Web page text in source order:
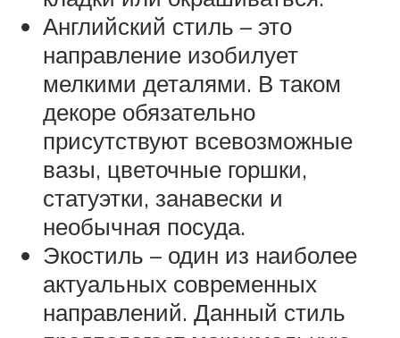
Английский стиль – это
направление изобилует
мелкими деталями. В таком
декоре обязательно
присутствуют всевозможные
вазы, цветочные горшки,
статуэтки, занавески и
необычная посуда.
Экостиль – один из наиболее
актуальных современных
направлений. Данный стиль